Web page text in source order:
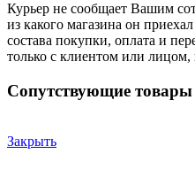
Курьер не сообщает Вашим
из какого магазина он
состава покупки, оплата и
только с клиентом или
Сопутствующие товары
Закрыть